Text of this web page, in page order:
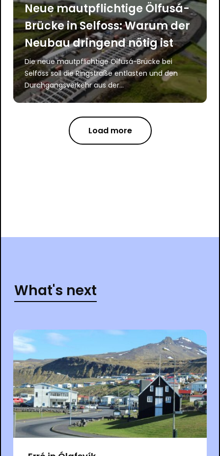
Neue mautpflichtige Ölfusá-
Brücke in Selfoss: Warum der
Neubau dringend nötig ist
Die neue mautpflichtige Ölfusá-Brücke bei
Selfoss soll die Ringstraße entlasten und den
Durchgangsverkehr aus der...
Load more
What's next